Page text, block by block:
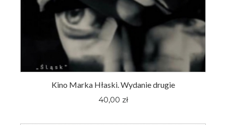
Kino Marka Hłaski. Wydanie drugie
40,00 zł